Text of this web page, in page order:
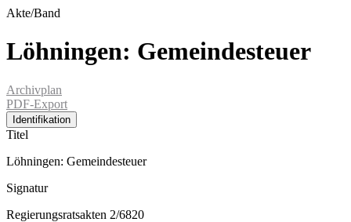
Akte/Band
Löhningen: Gemeindesteuer
Archivplan
PDF-Export
Identifikation
Titel
Löhningen: Gemeindesteuer
Signatur
Regierungsratsakten 2/6820